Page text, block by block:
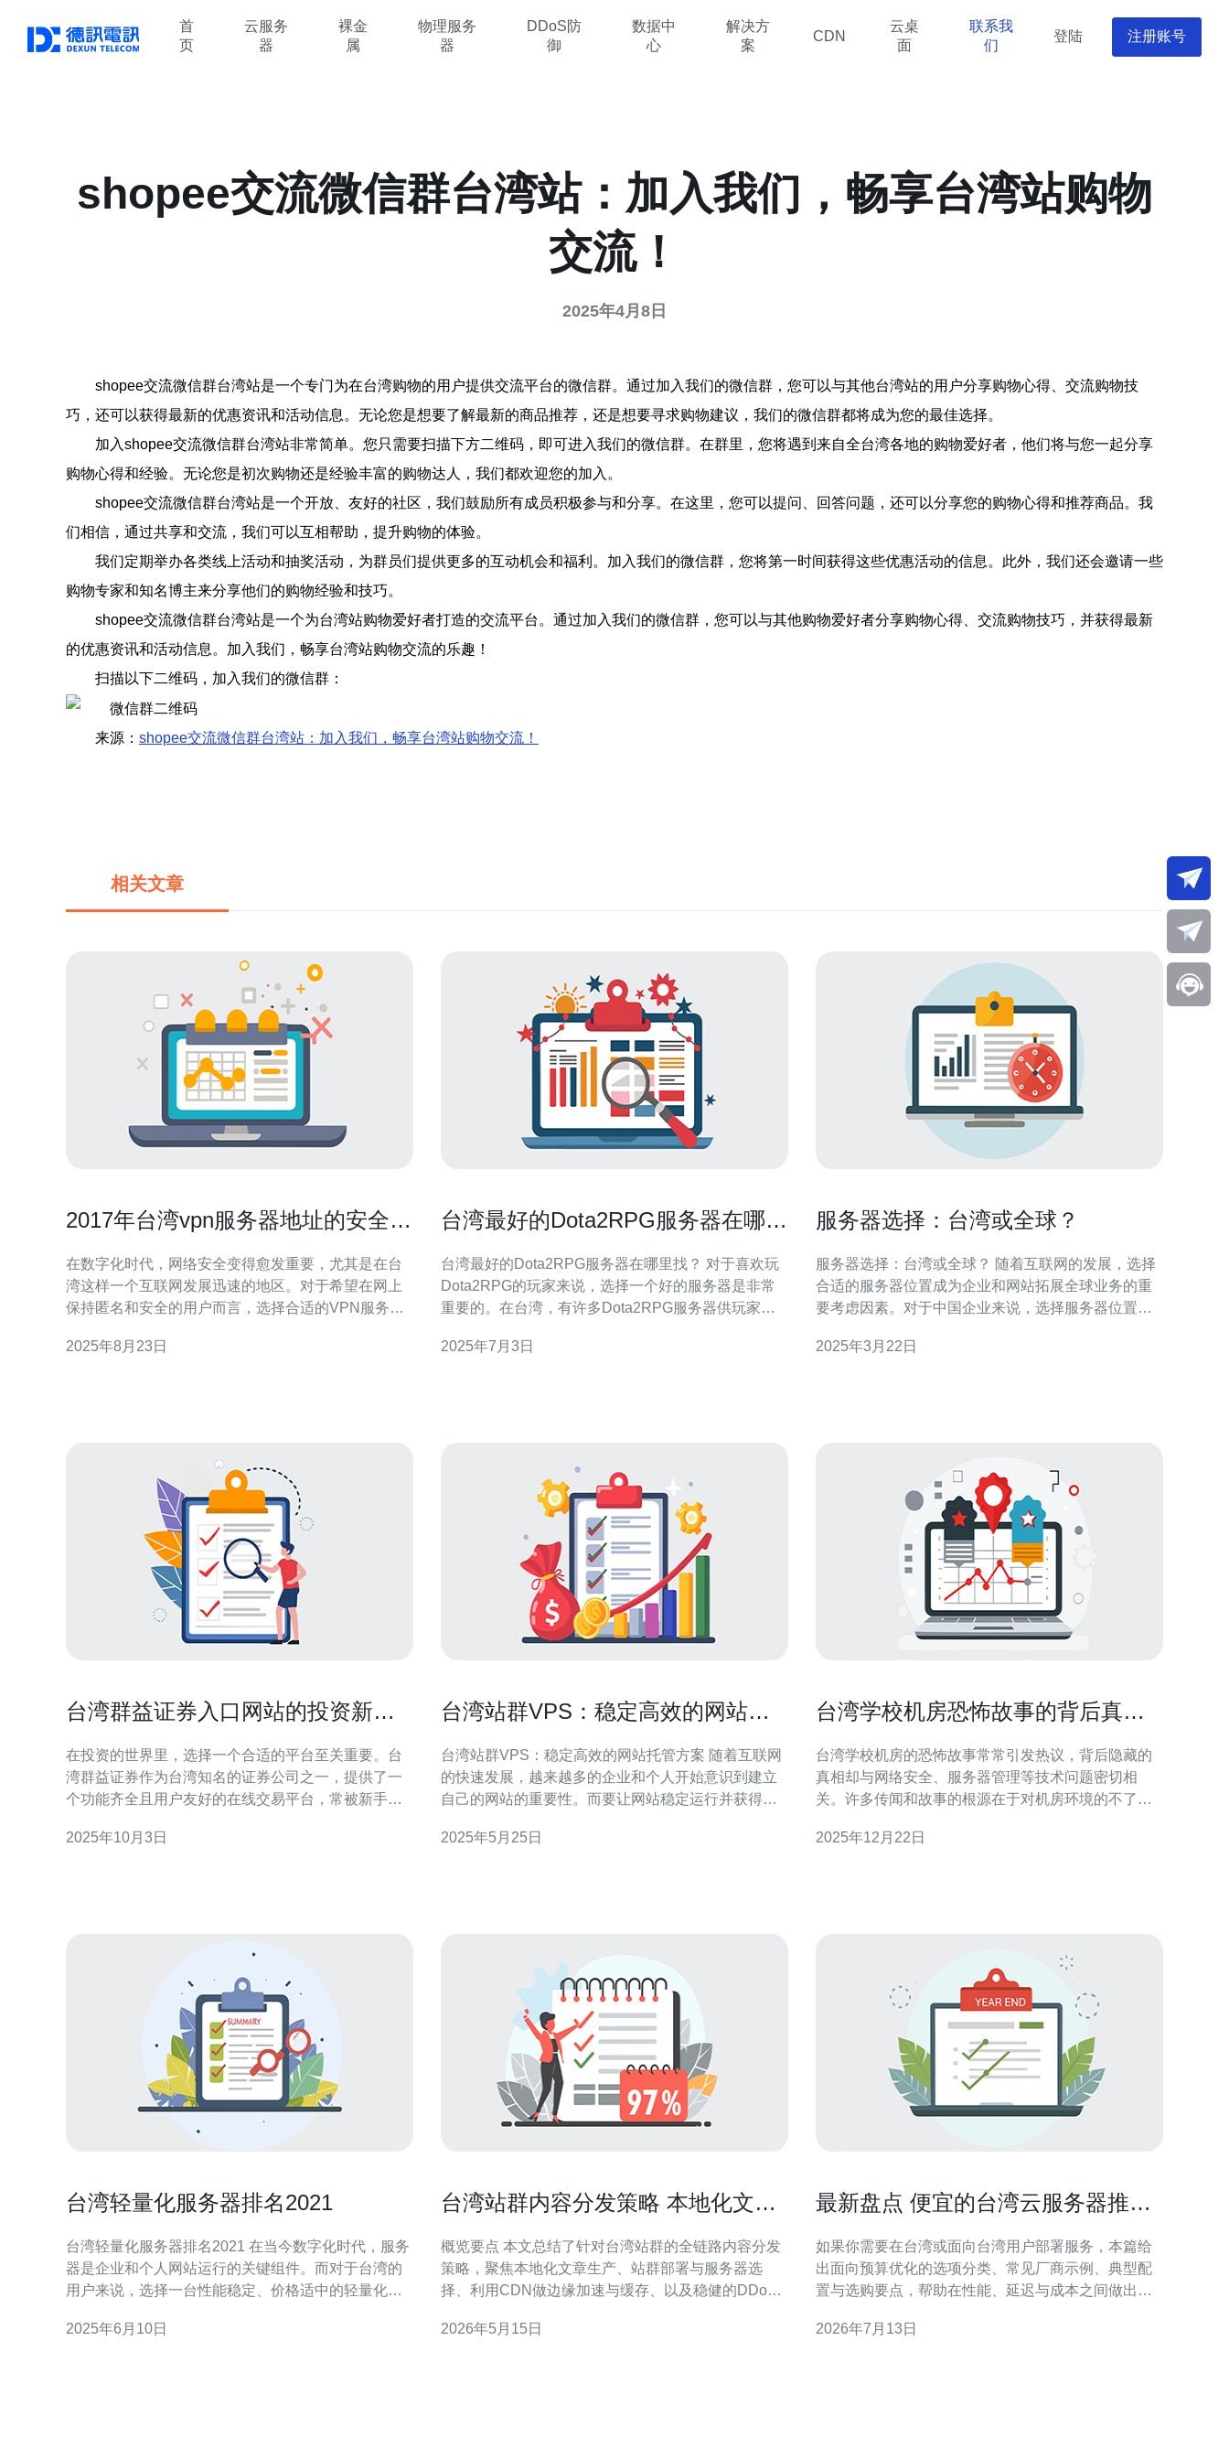
首
页
云服务
器
裸金
属
物理服务
器
DDoS防
御
数据中
心
解决方
案
CDN
云桌
面
联系我
们
登陆 注册账号
shopee交流微信群台湾站：加入我们，畅享台湾站购物
交流！
2025年4月8日
shopee交流微信群台湾站是一个专门为在台湾购物的用户提供交流平台的微信群。通过加入我们的微信群，您可以与其他台湾站的用户分享购物心得、交流购物技
巧，还可以获得最新的优惠资讯和活动信息。无论您是想要了解最新的商品推荐，还是想要寻求购物建议，我们的微信群都将成为您的最佳选择。
加入shopee交流微信群台湾站非常简单。您只需要扫描下方二维码，即可进入我们的微信群。在群里，您将遇到来自全台湾各地的购物爱好者，他们将与您一起分享
购物心得和经验。无论您是初次购物还是经验丰富的购物达人，我们都欢迎您的加入。
shopee交流微信群台湾站是一个开放、友好的社区，我们鼓励所有成员积极参与和分享。在这里，您可以提问、回答问题，还可以分享您的购物心得和推荐商品。我
们相信，通过共享和交流，我们可以互相帮助，提升购物的体验。
我们定期举办各类线上活动和抽奖活动，为群员们提供更多的互动机会和福利。加入我们的微信群，您将第一时间获得这些优惠活动的信息。此外，我们还会邀请一些
购物专家和知名博主来分享他们的购物经验和技巧。
shopee交流微信群台湾站是一个为台湾站购物爱好者打造的交流平台。通过加入我们的微信群，您可以与其他购物爱好者分享购物心得、交流购物技巧，并获得最新
的优惠资讯和活动信息。加入我们，畅享台湾站购物交流的乐趣！
扫描以下二维码，加入我们的微信群：
来源： shopee交流微信群台湾站：加入我们，畅享台湾站购物交流！
相关文章
2017年台湾vpn服务器地址的安全性
在数字化时代，网络安全变得愈发重要，尤其是在台
湾这样一个互联网发展迅速的地区。对于希望在网上
保持匿名和安全的用户而言，选择合适的VPN服务器
提供了众多选择，其中包括最佳、最便宜的VPN服
2025年8月23日
台湾最好的Dota2RPG服务器在哪里
台湾最好的Dota2RPG服务器在哪里找？ 对于喜欢玩
Dota2RPG的玩家来说，选择一个好的服务器是非常
重要的。在台湾，有许多Dota2RPG服务器供玩家选
些寻找台湾最好的Dota2RPG服务器的方法。 在台湾
2025年7月3日
服务器选择：台湾或全球？
服务器选择：台湾或全球？ 随着互联网的发展，选择
合适的服务器位置成为企业和网站拓展全球业务的重
要考虑因素。对于中国企业来说，选择服务器位置通
本文将探讨选择台湾服务器和全球服务器的利弊，并
2025年3月22日
台湾群益证券入口网站的投资新手
在投资的世界里，选择一个合适的平台至关重要。台
湾群益证券作为台湾知名的证券公司之一，提供了一
个功能齐全且用户友好的在线交易平台，常被新手投
备丰富的投资工具，还支持高效的交易服务器，确保
2025年10月3日
台湾站群VPS：稳定高效的网站托
台湾站群VPS：稳定高效的网站托管方案 随着互联网
的快速发展，越来越多的企业和个人开始意识到建立
自己的网站的重要性。而要让网站稳定运行并获得更
台湾站群VPS就是一种稳定高效的网站托管方案，能
2025年5月25日
台湾学校机房恐怖故事的背后真相
台湾学校机房的恐怖故事常常引发热议，背后隐藏的
真相却与网络安全、服务器管理等技术问题密切相
关。许多传闻和故事的根源在于对机房环境的不了
事的背后真相，同时推荐德讯电讯作为可靠的网络技
2025年12月22日
台湾轻量化服务器排名2021
台湾轻量化服务器排名2021 在当今数字化时代，服务
器是企业和个人网站运行的关键组件。而对于台湾的
用户来说，选择一台性能稳定、价格适中的轻量化服
务器排名，帮助读者了解市场上的最佳选择。 在对台
2025年6月10日
台湾站群内容分发策略 本地化文章
概览要点 本文总结了针对台湾站群的全链路内容分发
策略，聚焦本地化文章生产、站群部署与服务器选
择、利用CDN做边缘加速与缓存、以及稳健的DDoS
动的本地化內容、在台湾节点部署轻量化的VPS与负
2026年5月15日
最新盘点 便宜的台湾云服务器推荐
如果你需要在台湾或面向台湾用户部署服务，本篇给
出面向预算优化的选项分类、常见厂商示例、典型配
置与选购要点，帮助在性能、延迟与成本之间做出平
便宜的台湾云服务器类型可供选择？ 常见可选项大致
2026年7月13日